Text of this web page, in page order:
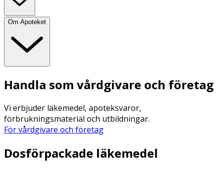
Om Apoteket
Handla som vårdgivare och företag
Vi erbjuder läkemedel, apoteksvaror,
förbrukningsmaterial och utbildningar.
För vårdgivare och företag
Dosförpackade läkemedel